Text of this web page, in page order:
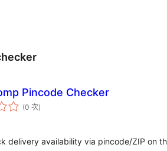
Pincode Checker
(0 次評
分)
delivery availability via pincode/ZIP on